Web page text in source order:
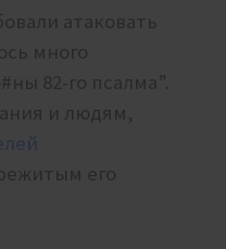
атаковать
много
82-го псалма”.
и людям,
его